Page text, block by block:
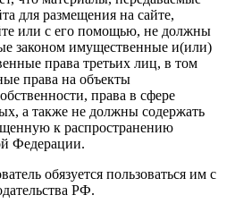
для размещения на сайте,
или с его помощью, не должны
законом имущественные и(или)
права третьих лиц, в том
права на объекты
права в сфере
а также не должны содержать
к распространению
Федерации.
обязуется пользоваться им с
РФ.